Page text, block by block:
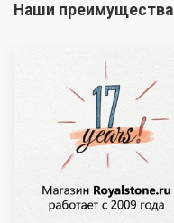
Наши преимущества